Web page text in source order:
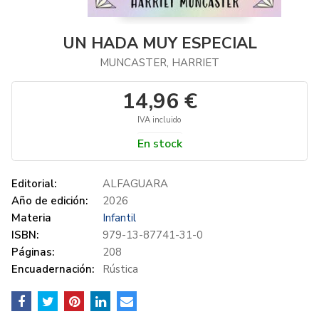
UN HADA MUY ESPECIAL
MUNCASTER, HARRIET
14,96 €
IVA incluido
En stock
Editorial:
ALFAGUARA
Año de edición:
2026
Materia
Infantil
ISBN:
979-13-87741-31-0
Páginas:
208
Encuadernación:
Rústica